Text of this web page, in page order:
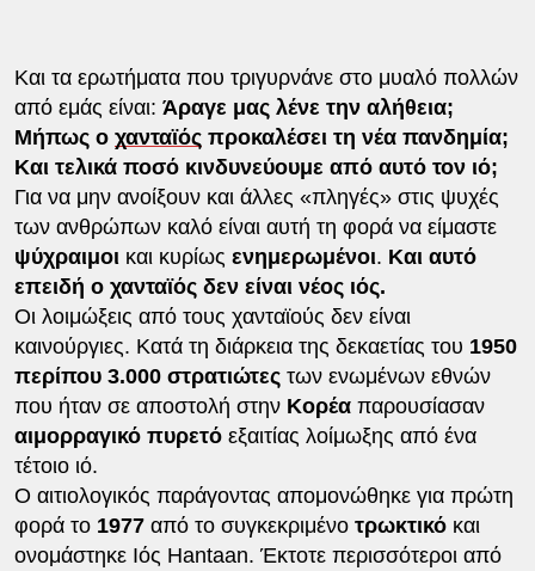
Και τα ερωτήματα που τριγυρνάνε στο μυαλό πολλών
από εμάς είναι: Άραγε μας λένε την αλήθεια;
Μήπως ο χανταϊόςπροκαλέσει τη νέα πανδημία;
Και τελικά ποσό κινδυνεύουμε από αυτό τον ιό;
Για να μην ανοίξουν και άλλες «πληγές» στις ψυχές
των ανθρώπων καλό είναι αυτή τη φορά να είμαστε
ψύχραιμοι και κυρίως ενημερωμένοι. Και αυτό
επειδή ο χανταϊός δεν είναι νέος ιός.
Οι λοιμώξεις από τους χανταϊούς δεν είναι
καινούργιες. Κατά τη διάρκεια της δεκαετίας του 1950
περίπου 3.000 στρατιώτεςτων ενωμένων εθνών
που ήταν σε αποστολή στην Κορέαπαρουσίασαν
αιμορραγικό πυρετόεξαιτίας λοίμωξης από ένα
τέτοιο ιό.
Ο αιτιολογικός παράγοντας απομονώθηκε για πρώτη
φορά το 1977από το συγκεκριμένο τρωκτικόκαι
ονομάστηκε Ιός Hantaan. Έκτοτε περισσότεροι από